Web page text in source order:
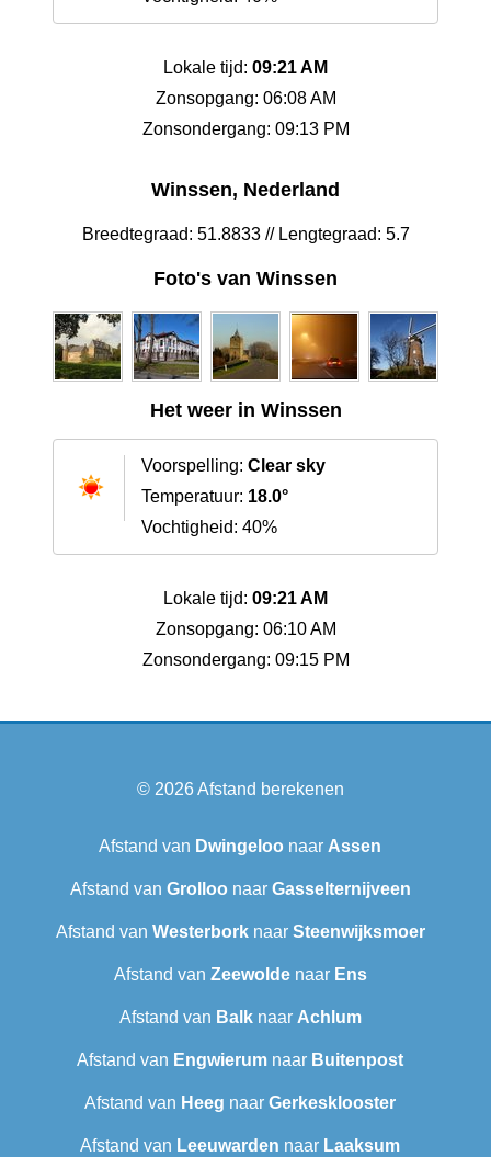
Lokale tijd: 09:21 AM
Zonsopgang: 06:08 AM
Zonsondergang: 09:13 PM
Winssen, Nederland
Breedtegraad: 51.8833 // Lengtegraad: 5.7
Foto's van Winssen
Het weer in Winssen
Voorspelling: Clear sky
Temperatuur: 18.0°
Vochtigheid: 40%
Lokale tijd: 09:21 AM
Zonsopgang: 06:10 AM
Zonsondergang: 09:15 PM
© 2026Afstand berekenen
Afstand van Dwingeloo naar Assen
Afstand van Grolloo naar Gasselternijveen
Afstand van Westerborknaar Steenwijksmoer
Afstand van Zeewoldenaar Ens
Afstand van Balknaar Achlum
Afstand van Engwierum naar Buitenpost
Afstand van Heeg naar Gerkesklooster
Afstand van Leeuwarden naar Laaksum